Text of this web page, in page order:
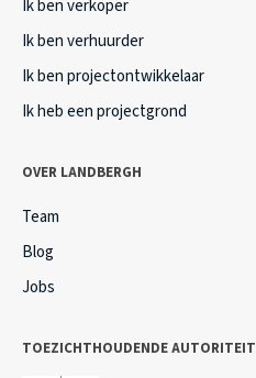
Ik ben verkoper
Ik ben verhuurder
Ik ben projectontwikkelaar
Ik heb een projectgrond
OVER LANDBERGH
Team
Blog
Jobs
TOEZICHTHOUDENDE AUTORITEIT